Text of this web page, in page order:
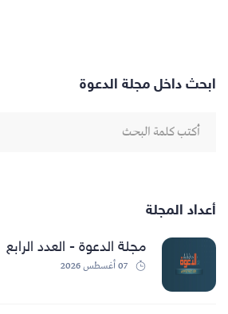
ابحث داخل مجلة الدعوة
أعداد المجلة
مجلة الدعوة - العدد الرابع